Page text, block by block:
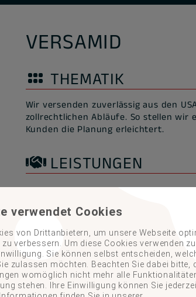
VERSAMID
THEMATIK
Wir versenden zuverlässig aus den
zollrechtlichen Abläufe. So stellen wir
Kunden die Planung erleichtert.
LEISTUNGEN
AUS
verwendet Cookies
von Drittanbietern, um unsere Webseite
verbessern. Um diese Cookies verwenden zu
Sie können selbst entscheiden,
zulassen möchten. Beachten Sie dabei bitte,
womöglich nicht mehr alle
stehen. Ihre Einwilligung können Sie